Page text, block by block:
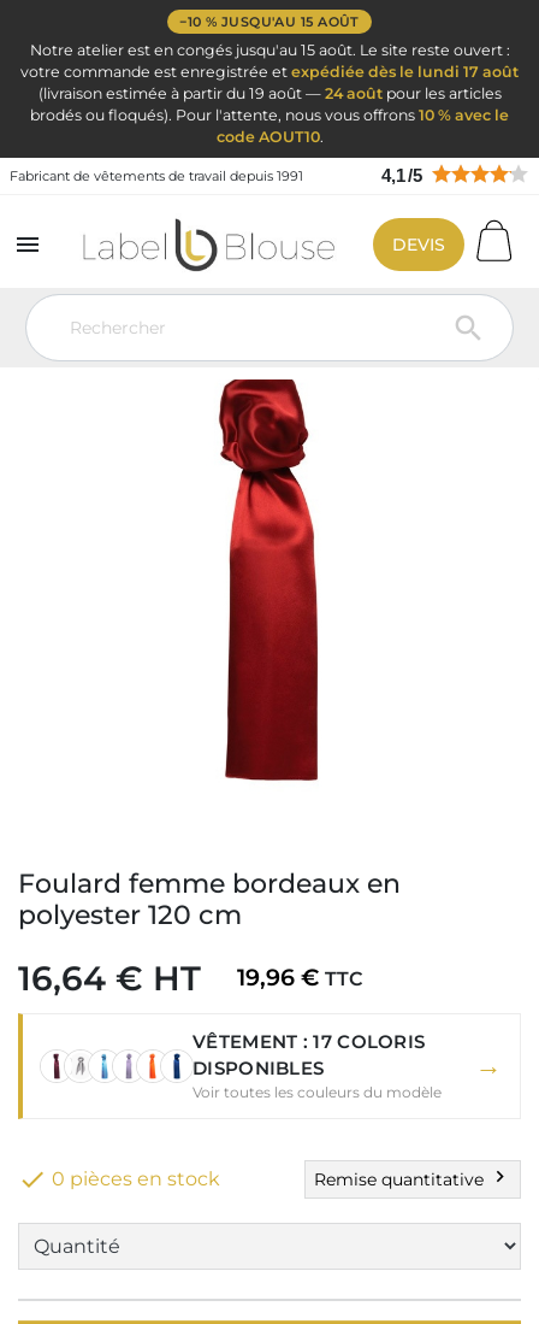
−10 % JUSQU'AU 15 AOÛT
Notre atelier est en congés jusqu'au 15 août. Le site reste ouvert :
votre commande est enregistrée et expédiée dès le lundi 17 août
(livraison estimée à partir du 19 août — 24 aoûtpour les articles
brodés ou floqués). Pour l'attente, nous vous offrons 10 % avec le
code AOUT10.
Fabricant de vêtements de travail depuis 1991 4,1/5


DEVIS
Vêtement de travail Vêtement Service Accueil & Hôtelier
Cravate
Foulard femme bordeaux en
polyester 120 cm
16,64 € HT 19,96 € TTC
VÊTEMENT : 17 COLORIS
DISPONIBLES
Voir toutes les couleurs du modèle
→
 0 pièces en stock Remise quantitative chevron_right